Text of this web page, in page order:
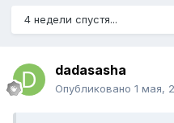
4 недели спустя...
dadasasha
Опубликовано 1 мая,